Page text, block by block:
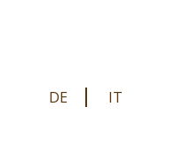
DE
IT